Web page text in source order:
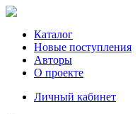
Каталог
Новые поступления
Авторы
О проекте
Личный кабинет